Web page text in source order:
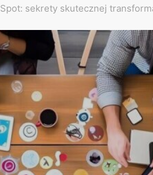
sekrety skutecznej